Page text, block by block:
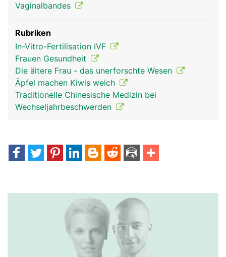
Vaginalbandes
Rubriken
In-Vitro-Fertilisation IVF
Frauen Gesundheit
Die ältere Frau - das unerforschte Wesen
Äpfel machen Kiwis weich
Traditionelle Chinesische Medizin bei
Wechseljahrbeschwerden